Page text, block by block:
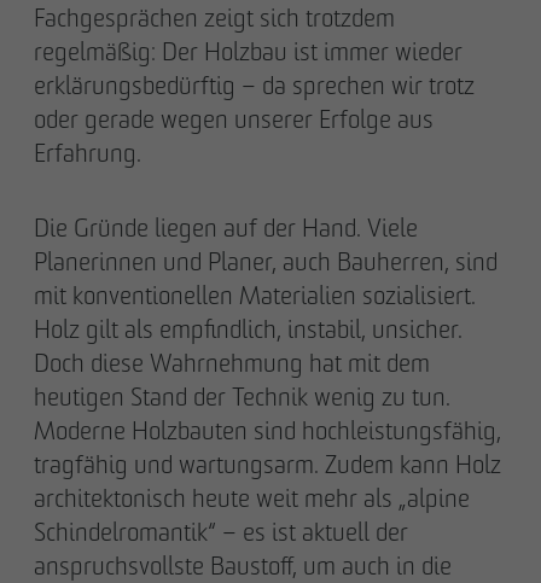
Fachgesprächen zeigt sich trotzdem
regelmäßig: Der Holzbau ist immer wieder
erklärungsbedürftig – da sprechen wir trotz
oder gerade wegen unserer Erfolge aus
Erfahrung.
Die Gründe liegen auf der Hand. Viele
Planerinnen und Planer, auch Bauherren, sind
mit konventionellen Materialien sozialisiert.
Holz gilt als empfindlich, instabil, unsicher.
Doch diese Wahrnehmung hat mit dem
heutigen Stand der Technik wenig zu tun.
Moderne Holzbauten sind hochleistungsfähig,
tragfähig und wartungsarm. Zudem kann Holz
architektonisch heute weit mehr als „alpine
Schindelromantik“ – es ist aktuell der
anspruchsvollste Baustoff, um auch in die